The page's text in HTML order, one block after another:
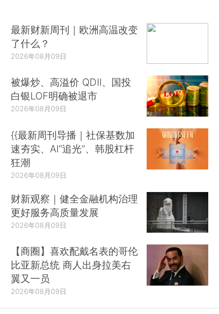
最新财新周刊｜欧洲高温改变
了什么？
2026年08月09日
被爆炒、高溢价 QDII、国投
白银LOF明确被退市
2026年08月09日
{{最新周刊导播｜社保基数加
速夯实、AI“追光”、韩股杠杆
狂潮
2026年08月09日
财新观察｜健全金融机构治理
更好服务高质量发展
2026年08月09日
【商圈】喜欢配戴名表的哥伦
比亚新总统 商人出身拉美右
翼又一员
2026年08月09日